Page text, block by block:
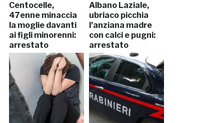
Centocelle,
47enne minaccia
la moglie davanti
ai figli minorenni:
arrestato
Albano Laziale,
ubriaco picchia
l’anziana madre
con calci e pugni:
arrestato